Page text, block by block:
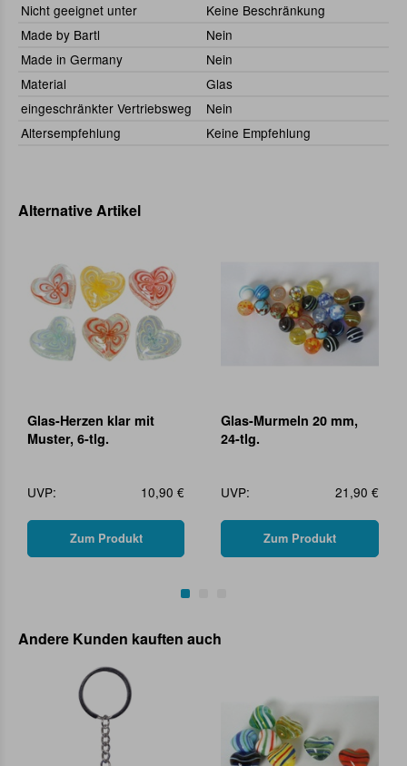
Nicht geeignet unter
Keine Beschränkung
Made by Bartl
Nein
Made in Germany
Nein
Material
Glas
eingeschränkter Vertriebsweg
Nein
Altersempfehlung
Keine Empfehlung
Alternative Artikel
Glas-Herzen klar mit
Muster, 6-tlg.
UVP: 10,90 €
Zum Produkt
Glas-Murmeln 20 mm,
24-tlg.
UVP: 21,90 €
Zum Produkt
Andere Kunden kauften auch